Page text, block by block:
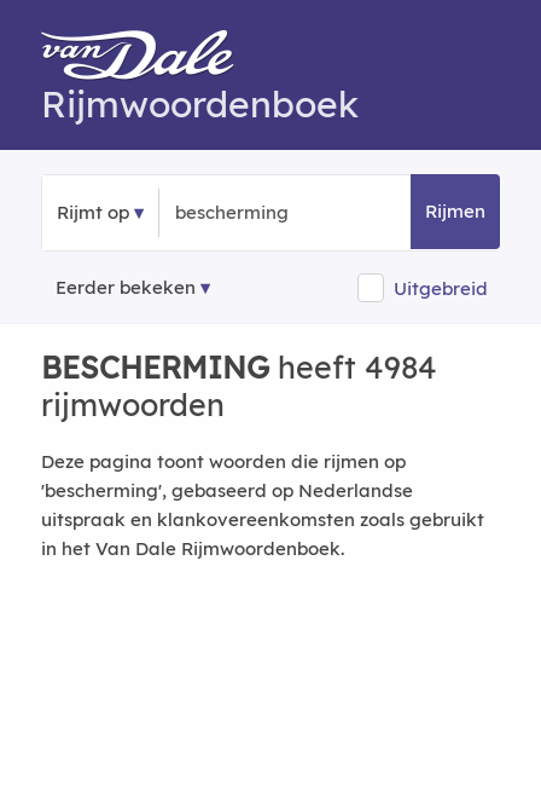
Rijmwoordenboek
Rijmt op Rijmen
Eerder bekeken Uitgebreid
BESCHERMINGheeft 4984
rijmwoorden
Deze pagina toont woorden die rijmen op
'bescherming', gebaseerd op Nederlandse
uitspraak en klankovereenkomsten zoals gebruikt
in het Van Dale Rijmwoordenboek.